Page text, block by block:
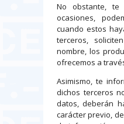
No obstante, te
ocasiones,
cuando estos
terceros,
nombre, los
ofrecemos a
Asimismo, te
dichos terceros
datos, deberán
carácter previo,